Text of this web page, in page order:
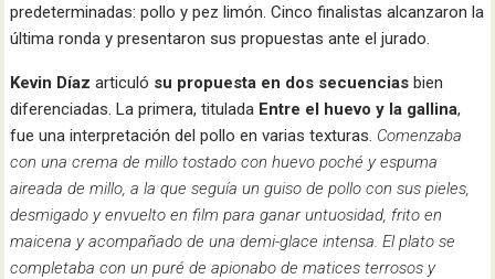
predeterminadas: pollo y pez limón. Cinco finalistas alcanzaron la
última ronda y presentaron sus propuestas ante el jurado.
Kevin Díaz articuló su propuesta en dos secuencias bien
diferenciadas. La primera, titulada Entre el huevo y la gallina,
fue una interpretación del pollo en varias texturas. Comenzaba
con una crema de millo tostado con huevo poché y espuma
aireada de millo, a la que seguía un guiso de pollo con sus pieles,
desmigado y envuelto en film para ganar untuosidad, frito en
maicena y acompañado de una demi-glace intensa. El plato se
completaba con un puré de apionabo de matices terrosos y